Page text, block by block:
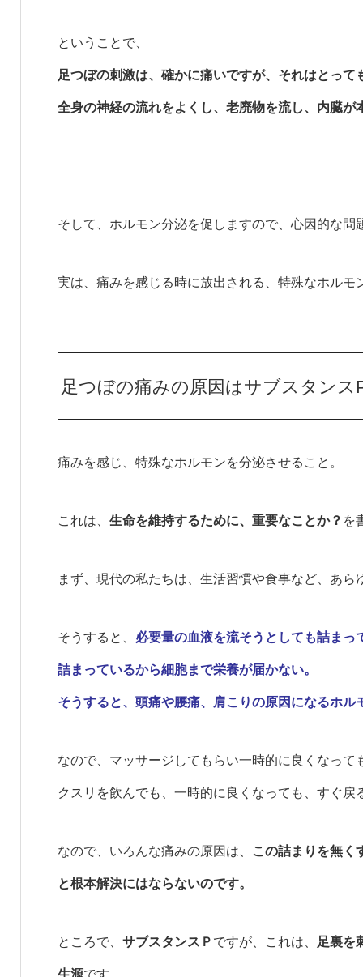
ということで、
足つぼの刺激は、確かに痛いですが、それはとって
全身の神経の流れをよくし、老廃物を流し、内臓が
そして、ホルモン分泌を促しますので、心因的な
実は、痛みを感じる時に放出される、特殊なホルモ
足つぼの痛みの原因はサブスタンス
痛みを感じ、特殊なホルモンを分泌させること。
これは、 生命を維持するために、重要なことか？ を
まず、現代の私たちは、生活習慣や食事など、あら
そうすると、 必要量の血液を流そうとしても詰まっ
詰まっているから細胞まで栄養が届かない。
そうすると、頭痛や腰痛、肩こりの原因になるホル
なので、マッサージしてもらい一時的に良くなって
クスリを飲んでも、一時的に良くなっても、すぐ戻
なので、いろんな痛みの原因は、 この詰まりを無く
と根本解決にはならないのです。
ところで、 サブスタンスＰ ですが、これは、 足裏を
生源です。